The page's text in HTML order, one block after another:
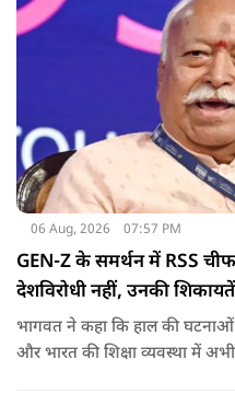
06 Aug, 2026 07:57 PM
GEN-Z के समर्थन में RSS
देशविरोधी नहीं, उनकी
भागवत ने कहा कि हाल की घटनाओं
और भारत की शिक्षा व्यवस्था में